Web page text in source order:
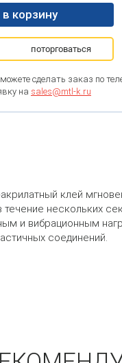
в корзину
поторговаться
сделать заказ по
на sales@mtl-k.ru
клей
нескольких
и вибрационным
соединений.